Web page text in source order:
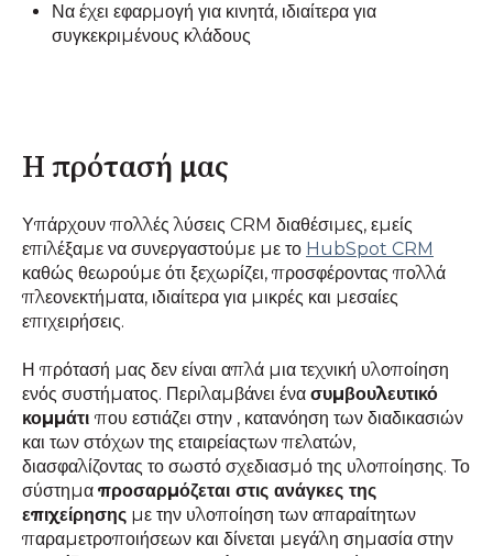
Να έχει εφαρμογή για κινητά, ιδιαίτερα για
συγκεκριμένους κλάδους
Η πρότασή μας
Υπάρχουν πολλές λύσεις CRM διαθέσιμες, εμείς
επιλέξαμε να συνεργαστούμε με το HubSpot CRM
καθώς θεωρούμε ότι ξεχωρίζει, προσφέροντας πολλά
πλεονεκτήματα, ιδιαίτερα για μικρές και μεσαίες
επιχειρήσεις.
Η πρότασή μας δεν είναι απλά μια τεχνική υλοποίηση
ενός συστήματος. Περιλαμβάνει ένα συμβουλευτικό
κομμάτι που εστιάζει στην , κατανόηση των διαδικασιών
και των στόχων της εταιρείαςτων πελατών,
διασφαλίζοντας το σωστό σχεδιασμό της υλοποίησης. Το
σύστημα προσαρμόζεται στις ανάγκες της
επιχείρησης με την υλοποίηση των απαραίτητων
παραμετροποιήσεων και δίνεται μεγάλη σημασία στην